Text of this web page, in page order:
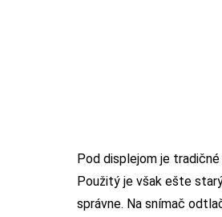
Pod displejom je
Použitý je však ešte
správne. Na snímač